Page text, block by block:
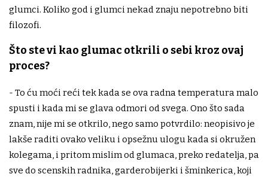
glumci. Koliko god i glumci nekad znaju nepotrebno biti
filozofi.
Što ste vi kao glumac otkrili o sebi kroz ovaj
proces?
- To ću moći reći tek kada se ova radna temperatura malo
spusti i kada mi se glava odmori od svega. Ono što sada
znam, nije mi se otkrilo, nego samo potvrdilo: neopisivo je
lakše raditi ovako veliku i opsežnu ulogu kada si okružen
kolegama, i pritom mislim od glumaca, preko redatelja, pa
sve do scenskih radnika, garderobijerki i šminkerica, koji